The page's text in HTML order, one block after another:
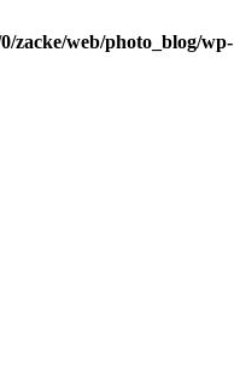
zacke/web/photo_blog/wp-